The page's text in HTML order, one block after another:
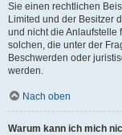
Sie einen rechtlichen
Limited und der Besitzer
und nicht die Anlaufstelle
solchen, die unter der
Beschwerden oder
werden.
Nach oben
Warum kann ich mich